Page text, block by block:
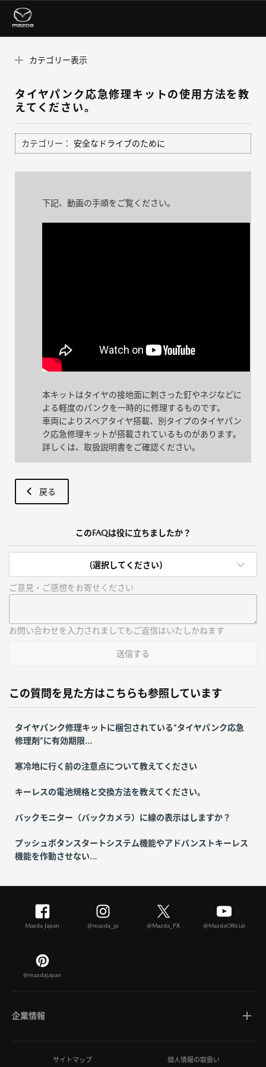
カテゴリー表示
タイヤパンク応急修理キットの使用方法を教
えてください。
カテゴリー： 安全なドライブのために
下記、動画の手順をご覧ください。
本キットはタイヤの接地面に刺さった釘やネジなどに
よる軽度のパンクを一時的に修理するものです。
車両によりスペアタイヤ搭載、別タイプのタイヤパン
ク応急修理キットが搭載されているものがあります。
詳しくは、取扱説明書をご確認ください。
戻る
このFAQは役に立ちましたか？
(選択してください)
ご意見・ご感想をお寄せください
お問い合わせを入力されましてもご返信はいたしかねます
送信する
この質問を見た方はこちらも参照しています
タイヤパンク修理キットに梱包されている“タイヤパンク応急
修理剤”に有効期限...
寒冷地に行く前の注意点について教えてください
キーレスの電池規格と交換方法を教えてください。
バックモニター（バックカメラ）に線の表示はしますか？
プッシュボタンスタートシステム機能やアドバンストキーレス
機能を作動させない...
Mazda Japan @mazda_jp @Mazda_PR @MazdaOfficial
@mazdajapan
企業情報
マツダについてサイトマップ 個人情報の取扱い